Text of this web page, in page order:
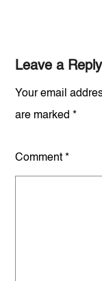
Leave a Reply
Your email
are marked *
Comment *